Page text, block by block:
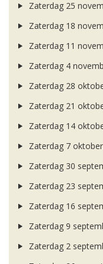
Zaterdag 25
Zaterdag 18
Zaterdag 11
Zaterdag 4
Zaterdag 28
Zaterdag 21
Zaterdag 14
Zaterdag 7
Zaterdag 30
Zaterdag 23
Zaterdag 16
Zaterdag 9
Zaterdag 2